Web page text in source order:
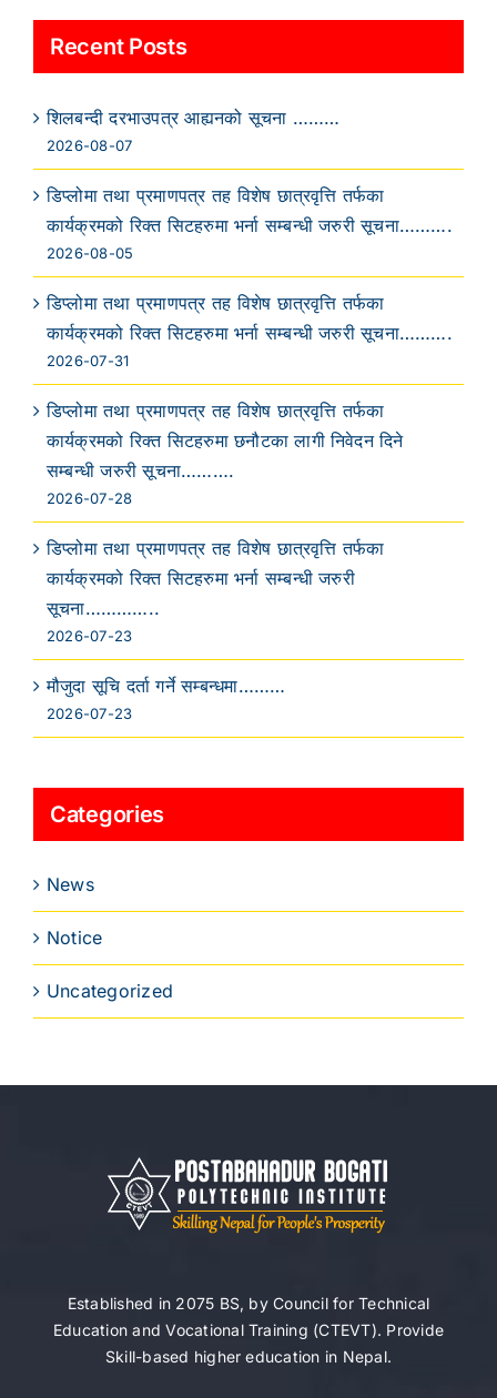
Recent Posts
शिलबन्दी दरभाउपत्र आह्यनको सूचना ………
2026-08-07
डिप्लोमा तथा प्रमाणपत्र तह विशेष छात्रवृत्ति तर्फका
कार्यक्रमको रिक्त सिटहरुमा भर्ना सम्बन्धी जरुरी सूचना……….
2026-08-05
डिप्लोमा तथा प्रमाणपत्र तह विशेष छात्रवृत्ति तर्फका
कार्यक्रमको रिक्त सिटहरुमा भर्ना सम्बन्धी जरुरी सूचना……….
2026-07-31
डिप्लोमा तथा प्रमाणपत्र तह विशेष छात्रवृत्ति तर्फका
कार्यक्रमको रिक्त सिटहरुमा छनौटका लागी निवेदन दिने
सम्बन्धी जरुरी सूचना……….
2026-07-28
डिप्लोमा तथा प्रमाणपत्र तह विशेष छात्रवृत्ति तर्फका
कार्यक्रमको रिक्त सिटहरुमा भर्ना सम्बन्धी जरुरी
सूचना…………..
2026-07-23
मौजुदा सूचि दर्ता गर्ने सम्बन्धमा………
2026-07-23
Categories
News
Notice
Uncategorized
Established in 2075 BS, by Council for Technical
Education and Vocational Training (CTEVT). Provide
Skill-based higher education in Nepal.